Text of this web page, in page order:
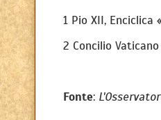
1 Pio XII, Enciclica
2 Concilio
Fonte: